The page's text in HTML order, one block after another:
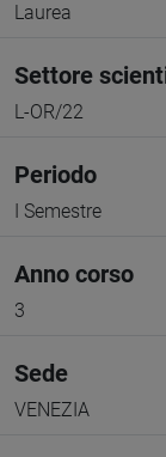
Laurea
Settore
L-OR/22
Periodo
I Semestre
Anno corso
3
Sede
VENEZIA